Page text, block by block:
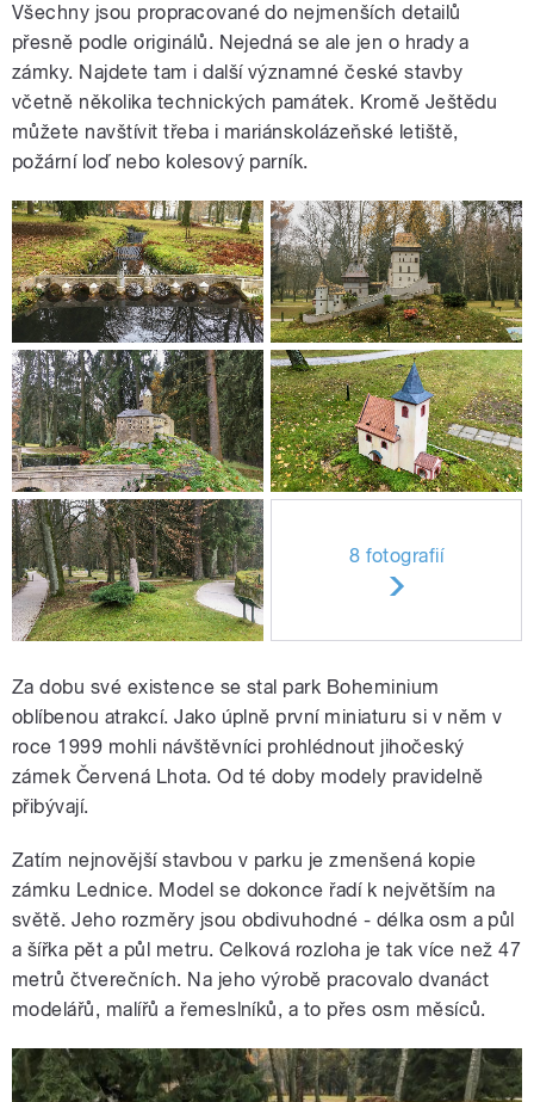
Všechny jsou propracované do nejmenších detailů
přesně podle originálů. Nejedná se ale jen o hrady a
zámky. Najdete tam i další významné české stavby
včetně několika technických památek. Kromě Ještědu
můžete navštívit třeba i mariánskolázeňské letiště,
požární loď nebo kolesový parník.
8 fotografií
Za dobu své existence se stal park Boheminium
oblíbenou atrakcí. Jako úplně první miniaturu si v něm v
roce 1999 mohli návštěvníci prohlédnout jihočeský
zámek Červená Lhota. Od té doby modely pravidelně
přibývají.
Zatím nejnovější stavbou v parku je zmenšená kopie
zámku Lednice. Model se dokonce řadí k největším na
světě. Jeho rozměry jsou obdivuhodné - délka osm a půl
a šířka pět a půl metru. Celková rozloha je tak více než 47
metrů čtverečních. Na jeho výrobě pracovalo dvanáct
modelářů, malířů a řemeslníků, a to přes osm měsíců.